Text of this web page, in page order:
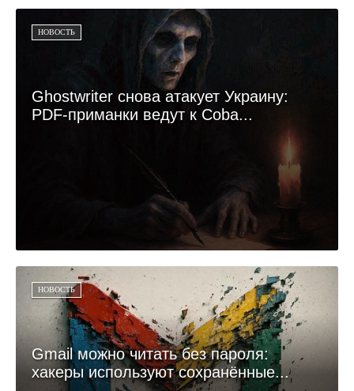
НОВОСТЬ
Ghostwriter снова атакует Украину:
PDF-приманки ведут к Coba...
НОВОСТЬ
Gmail можно читать без пароля:
хакеры используют сохранённые...